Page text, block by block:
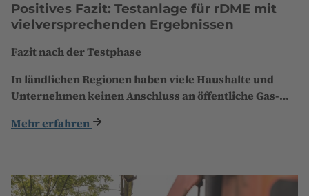
Positives Fazit: Testanlage für rDME mit
vielversprechenden Ergebnissen
Fazit nach der Testphase
In ländlichen Regionen haben viele Haushalte und
Unternehmen keinen Anschluss an öffentliche Gas-…
Mehr erfahren